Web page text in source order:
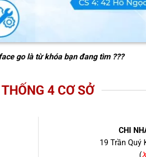
golà từ khóa bạn đang tìm ???
4 CƠ SỞ
CHI
19 Trần Quý
(